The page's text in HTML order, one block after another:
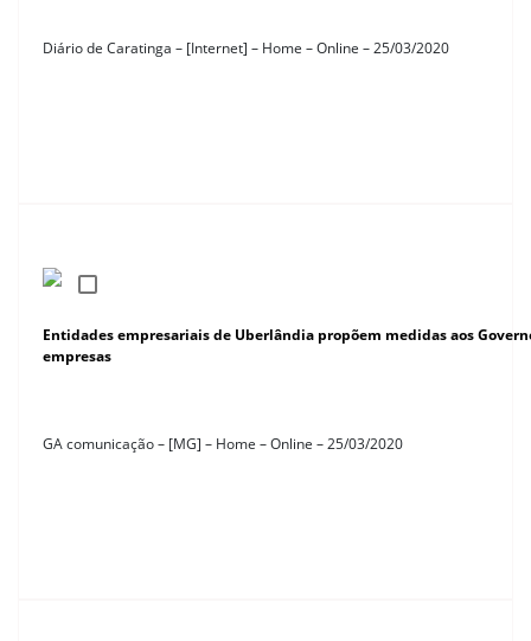
Diário de Caratinga – [Internet] – Home – Online – 25/03/2020
Entidades empresariais de Uberlândia propõem medidas aos
empresas
GA comunicação – [MG] – Home – Online – 25/03/2020